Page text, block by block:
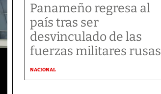
Panameño regresa al
país tras ser
desvinculado de las
fuerzas militares rusas
NACIONAL